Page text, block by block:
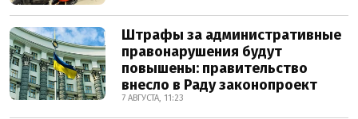
Штрафы за административные
правонарушения будут
повышены: правительство
внесло в Раду законопроект
7 АВГУСТА, 11:23